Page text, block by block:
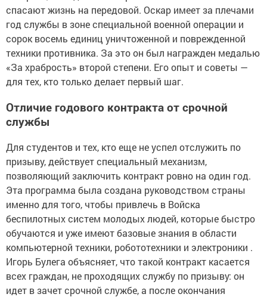
спасают жизнь на передовой. Оскар имеет за плечами
год службы в зоне специальной военной операции и
сорок восемь единиц уничтоженной и поврежденной
техники противника. За это он был награжден медалью
«За храбрость» второй степени. Его опыт и советы —
для тех, кто только делает первый шаг.
Отличие годового контракта от срочной
службы
Для студентов и тех, кто еще не успел отслужить по
призыву, действует специальный механизм,
позволяющий заключить контракт ровно на один год.
Эта программа была создана руководством страны
именно для того, чтобы привлечь в Войска
беспилотных систем молодых людей, которые быстро
обучаются и уже имеют базовые знания в области
компьютерной техники, робототехники и электроники .
Игорь Булега объясняет, что такой контракт касается
всех граждан, не проходящих службу по призыву: он
идет в зачет срочной службе, а после окончания